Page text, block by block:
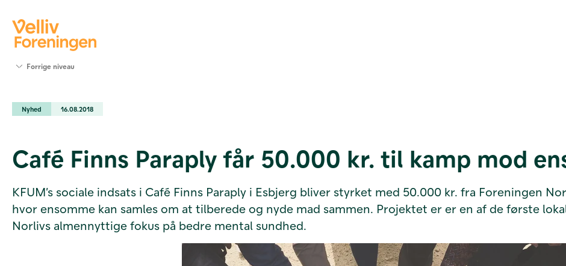
Værktøjer
Foreningen
Kontakt
Forrige niveau
Nyhed 16.08.2018
Café Finns Paraply får 50.000 kr. til kamp mod
KFUM’s sociale indsats i Café Finns Paraply i Esbjerg bliver styrket med 50.000 kr. fra Foreningen
hvor ensomme kan samles om at tilberede og nyde mad sammen. Projektet er er en af de første
Norlivs almennyttige fokus på bedre mental sundhed.